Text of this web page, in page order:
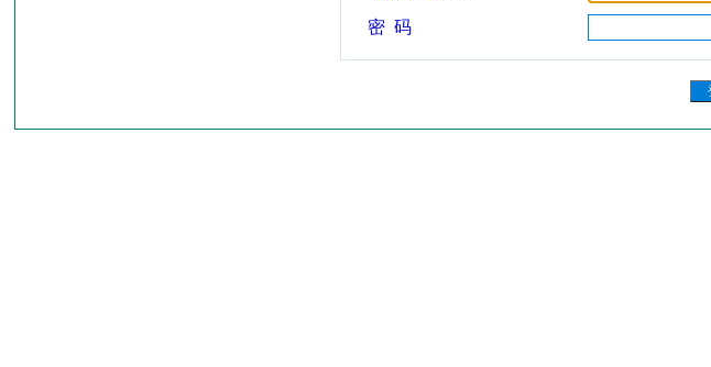
密 码